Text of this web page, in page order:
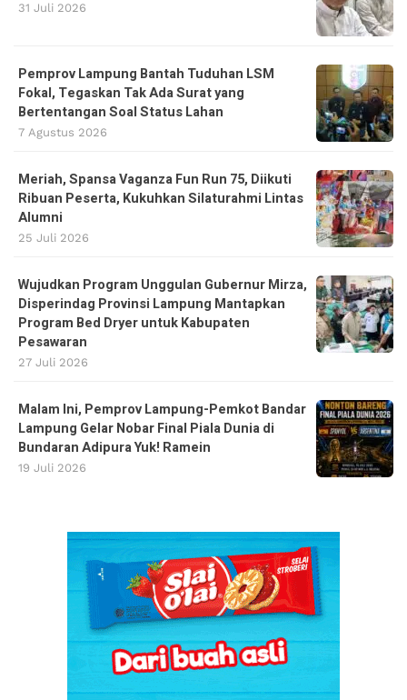
31 Juli 2026
Pemprov Lampung Bantah Tuduhan LSM
Fokal, Tegaskan Tak Ada Surat yang
Bertentangan Soal Status Lahan
7 Agustus 2026
Meriah, Spansa Vaganza Fun Run 75, Diikuti
Ribuan Peserta, Kukuhkan Silaturahmi Lintas
Alumni
25 Juli 2026
Wujudkan Program Unggulan Gubernur Mirza,
Disperindag Provinsi Lampung Mantapkan
Program Bed Dryer untuk Kabupaten
Pesawaran
27 Juli 2026
Malam Ini, Pemprov Lampung-Pemkot Bandar
Lampung Gelar Nobar Final Piala Dunia di
Bundaran Adipura Yuk! Ramein
19 Juli 2026